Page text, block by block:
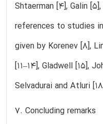
Shtaerman [4], Galin
references to studies
given by Korenev [8],
[11–14], Gladwell [15],
Selvadurai and Atluri
7. Concluding remarks